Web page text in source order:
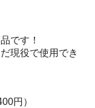
です！
現役で使用でき
円）